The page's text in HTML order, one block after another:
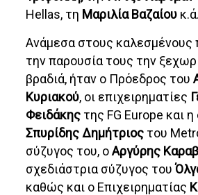
Hellas, τη Μαριλία Βαζαίου κ.ά.
Ανάμεσα στους καλεσμένους
την παρουσία τους την
βραδιά, ήταν ο Πρόεδρος του
Κυριακού, οι επιχειρηματίες
Φειδάκης της FG Europe και
Σπυρίδης Δημήτριος του
σύζυγος του, οΑργύρης
σχεδιάστρια σύζυγος του
καθώς και ο Επιχειρηματίας